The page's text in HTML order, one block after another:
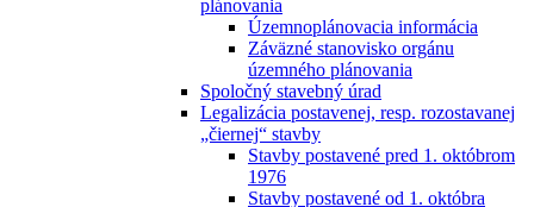
plánovania
Územnoplánovacia informácia
Záväzné stanovisko orgánu
územného plánovania
Spoločný stavebný úrad
Legalizácia postavenej, resp. rozostavanej
„čiernej“ stavby
Stavby postavené pred 1. októbrom
1976
Stavby postavené od 1. októbra